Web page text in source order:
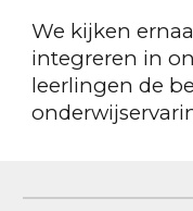
We kijken
integreren in
leerlingen de